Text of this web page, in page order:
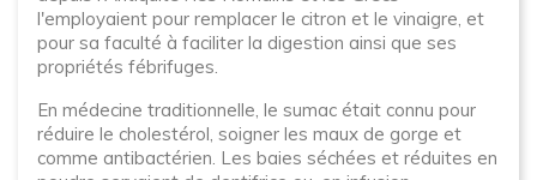
l'employaient pour remplacer le citron et le vinaigre, et
pour sa faculté à faciliter la digestion ainsi que ses
propriétés fébrifuges.
En médecine traditionnelle, le sumac était connu pour
réduire le cholestérol, soigner les maux de gorge et
comme antibactérien. Les baies séchées et réduites en